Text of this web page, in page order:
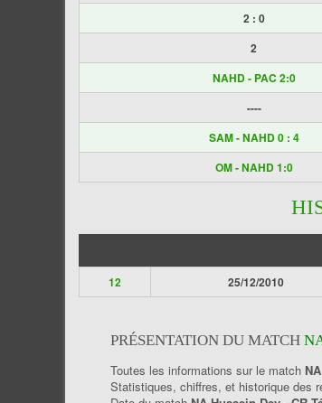
2 : 0
2
NAHD - PAC 2:0
----
SAM - NAHD 0 : 4
OM - NAHD 1:0
12 25/12/2010
PRÉSENTATION DU MATCH
Toutes les informations sur le match
Statistiques, chiffres, et historique des